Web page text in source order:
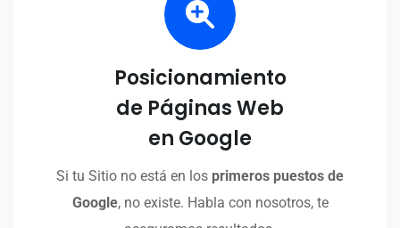
Posicionamiento
de Páginas Web
en Google
Si tu Sitio no está en los primeros puestos de
Google, no existe. Habla con nosotros, te